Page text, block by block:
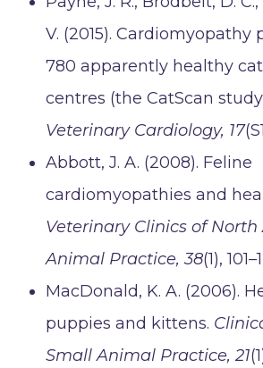
V. (2015). Cardiomyopathy
780 apparently healthy
centres (the CatScan
Veterinary Cardiology, 17
Abbott, J. A. (2008). Feline
cardiomyopathies and
Veterinary Clinics of
Animal Practice, 38(1),
MacDonald, K. A. (2006).
puppies and kittens.
Small Animal Practice, 21